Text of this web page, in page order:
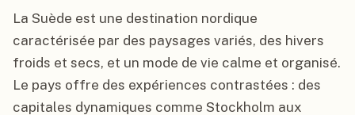
La Suède est une destination nordique
caractérisée par des paysages variés, des hivers
froids et secs, et un mode de vie calme et organisé.
Le pays offre des expériences contrastées : des
capitales dynamiques comme Stockholm aux